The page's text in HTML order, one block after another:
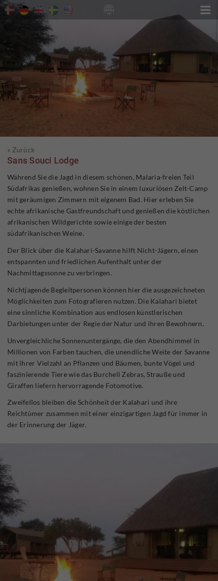

« Zurück
Sans Souci Lodge
Während Sie die Jagd in diesem schönen, Malaria-freien Teil
Südafrikas genießen, wohnen Sie in einem luxuriösen Zelt-Camp
mit geräumigen Zimmern mit eigenem Bad. Hier erleben Sie
echte afrikanische Gastfreundschaft und genießen die köstlichen
afrikanischen Wildgerichte sowie einige der besten
südafrikanischen Weine.
Der Blick über die Kalahari-Savanne hilft Nicht-Jägern, einen
entspannten und friedlichen Aufenthalt unter der
Nachmittagssonne zu verbringen.
Nichtjagende Begleitpersonen können hier die ausgezeichneten
Möglichkeiten zum Fotografieren nutzen. Die Kalahari bietet
eine sinnliche Kombination aus endlosen künstlerischen
Darbietungen unter der Regie der Natur und ihren Bewohnern.
Unvergleichliche Sonnenuntergänge, die den Abendhimmel in
Millionen von Farben tauchen, die unendliche Weite der Savanne
mit ihrer Vielzahl an Pflanzen und Bäumen, bunte Vögel und
faszinierende Tiere wie das Burchell Zebras, Strauße und
Giraffen liefern hervorragende Fotomotive.
Zweifellos bleiben die Schönheit der Kalahari und ihre
Reichtümer zusammen mit einer einzigartigen Jagd für immer in
der Erinnerung der Jäger.